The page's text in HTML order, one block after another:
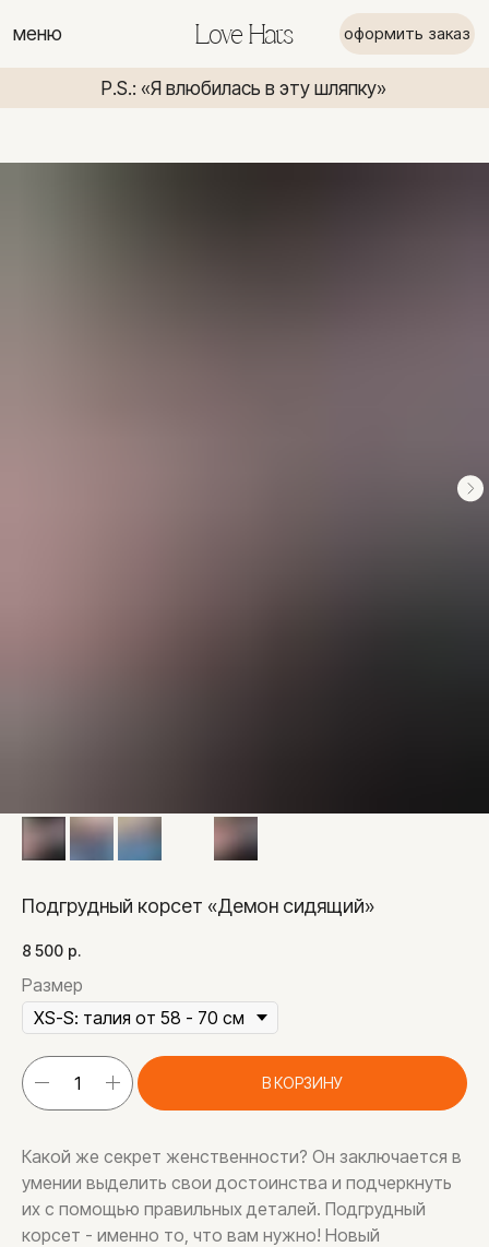
Love Hats
меню оформить заказ
P.S.: «Я влюбилась в эту шляпку» P.S.: «Я
Подгрудный корсет «Демон сидящий»
8 500 р.
Размер
В КОРЗИНУ
Какой же секрет женственности? Он заключается в
умении выделить свои достоинства и подчеркнуть
их с помощью правильных деталей. Подгрудный
корсет - именно то, что вам нужно! Новый